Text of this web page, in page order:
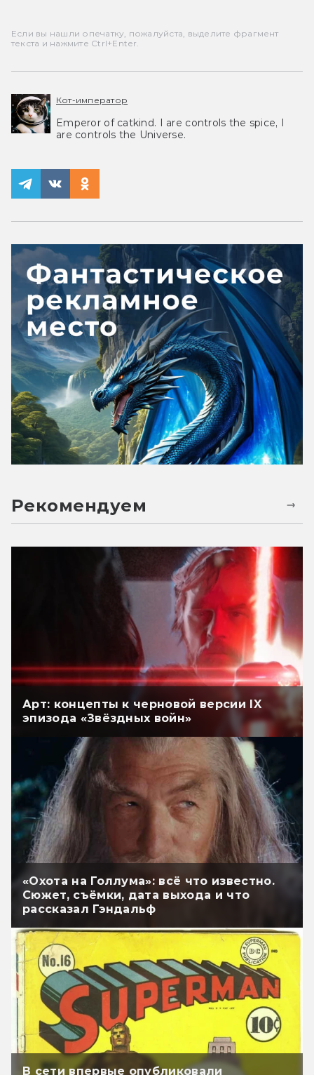
Если вы нашли опечатку, пожалуйста, выделите фрагмент
текста и нажмите Ctrl+Enter.
Кот-император
Emperor of catkind. I are controls the spice, I
are controls the Universe.
Рекомендуем
Арт: концепты к черновой версии IX
эпизода «Звёздных войн»
«Охота на Голлума»: всё что известно.
Сюжет, съёмки, дата выхода и что
рассказал Гэндальф
В сети впервые опубликовали